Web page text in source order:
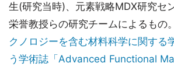
生(研究当時)、元素戦略MDX研究セ
栄誉教授らの研究チームによるもの
クノロジーを含む材料科学に関する
う学術誌「Advanced Functional